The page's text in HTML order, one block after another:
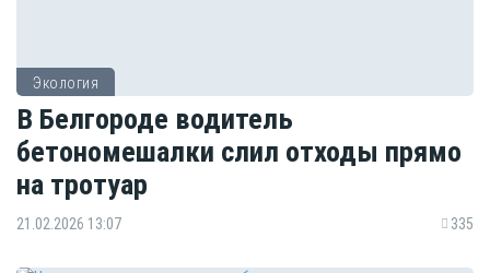
Экология
В Белгороде водитель
бетономешалки слил отходы прямо
на тротуар
21.02.2026 13:07 335